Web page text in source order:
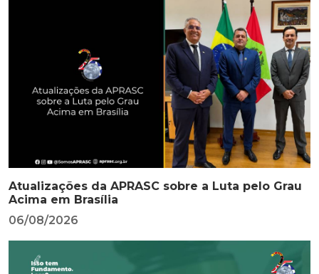
Atualizações da APRASC sobre a Luta pelo Grau
Acima em Brasília
06/08/2026